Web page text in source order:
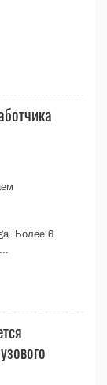
Более 6